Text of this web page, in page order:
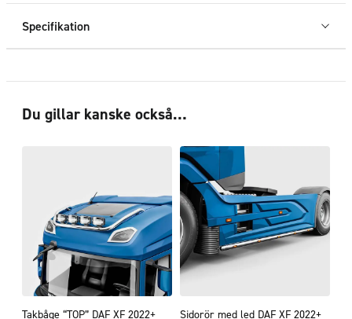
Specifikation
Du gillar kanske också…
Takbåge “TOP” DAF XF 2022+ Sidorör med led DAF XF 2022+